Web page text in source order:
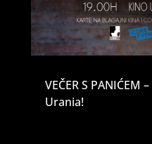
VEČER S PANIĆEM
Urania!